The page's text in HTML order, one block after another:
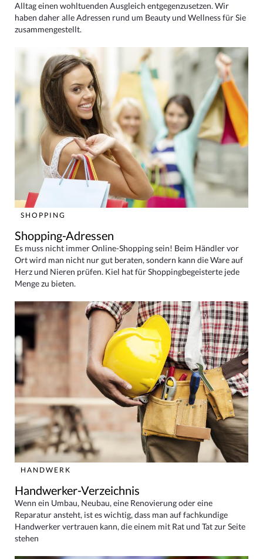
Alltag einen wohltuenden Ausgleich entgegenzusetzen. Wir
haben daher alle Adressen rund um Beauty und Wellness für Sie
zusammengestellt.
SHOPPING
Shopping-Adressen
Es muss nicht immer Online-Shopping sein! Beim Händler vor
Ort wird man nicht nur gut beraten, sondern kann die Ware auf
Herz und Nieren prüfen. Kiel hat für Shoppingbegeisterte jede
Menge zu bieten.
HANDWERK
Handwerker-Verzeichnis
Wenn ein Umbau, Neubau, eine Renovierung oder eine
Reparatur ansteht, ist es wichtig, dass man auf fachkundige
Handwerker vertrauen kann, die einem mit Rat und Tat zur Seite
stehen